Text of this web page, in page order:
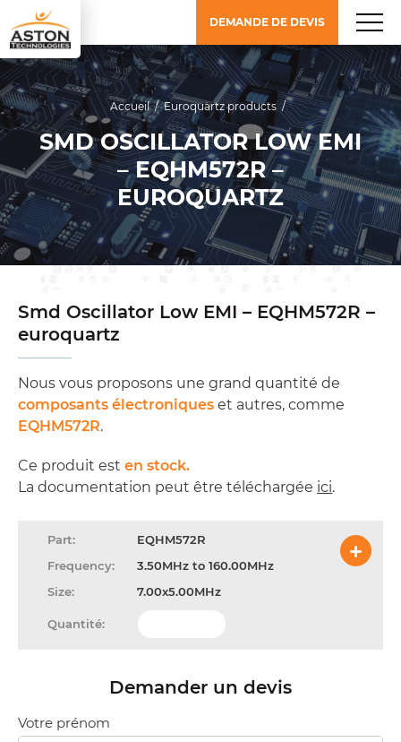
DEMANDE DE DEVIS
Accueil / Euroquartz products /
SMD OSCILLATOR LOW EMI
– EQHM572R –
EUROQUARTZ
Smd Oscillator Low EMI – EQHM572R –
euroquartz
Nous vous proposons une grand quantité de
composants électroniques et autres, comme
EQHM572R.
Ce produit est en stock.
La documentation peut être téléchargée ici.
EQHM572R
3.50MHz to 160.00MHz
7.00x5.00MHz
Demander un devis
Votre prénom